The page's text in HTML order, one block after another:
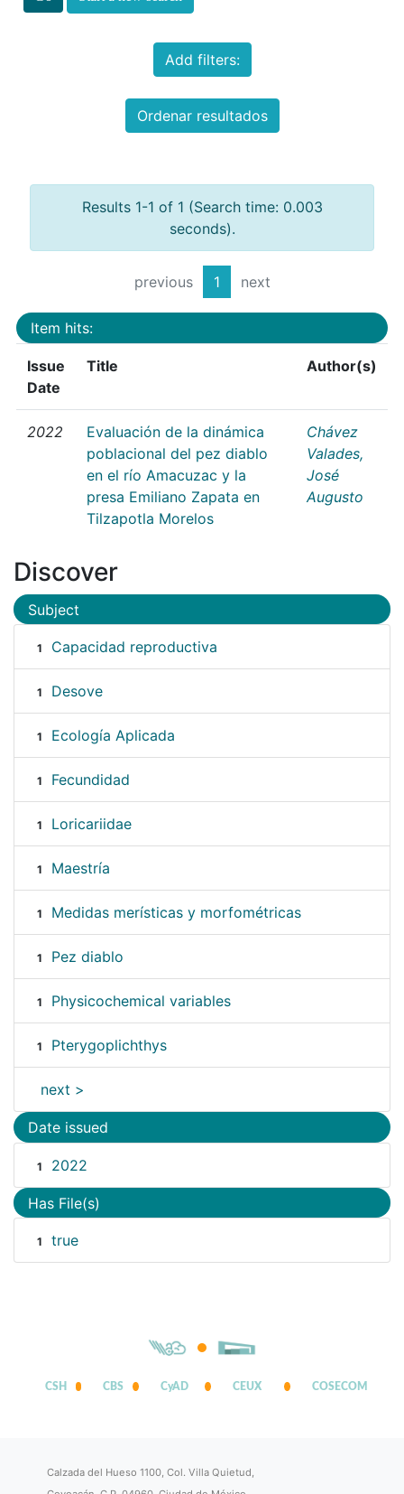
Add filters:
Ordenar resultados
Results 1-1 of 1 (Search time: 0.003
seconds).
previous 1 next
Item hits:
Issue
Date
Title Author(s)
2022
Evaluación de la dinámica
poblacional del pez diablo
en el río Amacuzac y la
presa Emiliano Zapata en
Tilzapotla Morelos
Chávez
Valades,
José
Augusto
Discover
Subject
1 Capacidad reproductiva
1 Desove
1 Ecología Aplicada
1 Fecundidad
1 Loricariidae
1 Maestría
1 Medidas merísticas y morfométricas
1 Pez diablo
1 Physicochemical variables
1 Pterygoplichthys
next >
Date issued
1 2022
Has File(s)
1 true
CSH CBS CyAD CEUX COSECOM
Calzada del Hueso 1100, Col. Villa Quietud,